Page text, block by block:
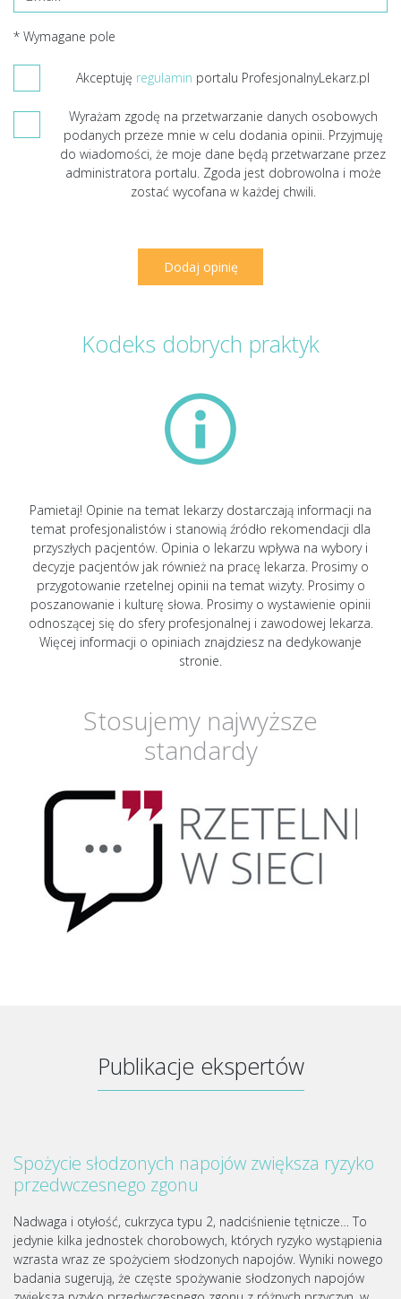
* Wymagane pole
Akceptuję regulamin portalu ProfesjonalnyLekarz.pl
Wyrażam zgodę na przetwarzanie danych osobowych
podanych przeze mnie w celu dodania opinii. Przyjmuję
do wiadomości, że moje dane będą przetwarzane przez
administratora portalu. Zgoda jest dobrowolna i może
zostać wycofana w każdej chwili.
Kodeks dobrych praktyk
Pamietaj! Opinie na temat lekarzy dostarczają informacji na
temat profesjonalistów i stanowią źródło rekomendacji dla
przyszłych pacjentów. Opinia o lekarzu wpływa na wybory i
decyzje pacjentów jak również na pracę lekarza. Prosimy o
przygotowanie rzetelnej opinii na temat wizyty. Prosimy o
poszanowanie i kulturę słowa. Prosimy o wystawienie opinii
odnoszącej się do sfery profesjonalnej i zawodowej lekarza.
Więcej informacji o opiniach znajdziesz na dedykowanje
stronie.
Stosujemy najwyższe
standardy
Publikacje ekspertów
Spożycie słodzonych napojów zwiększa ryzyko
przedwczesnego zgonu
Nadwaga i otyłość, cukrzyca typu 2, nadciśnienie tętnicze… To
jedynie kilka jednostek chorobowych, których ryzyko wystąpienia
wzrasta wraz ze spożyciem słodzonych napojów. Wyniki nowego
badania sugerują, że częste spożywanie słodzonych napojów